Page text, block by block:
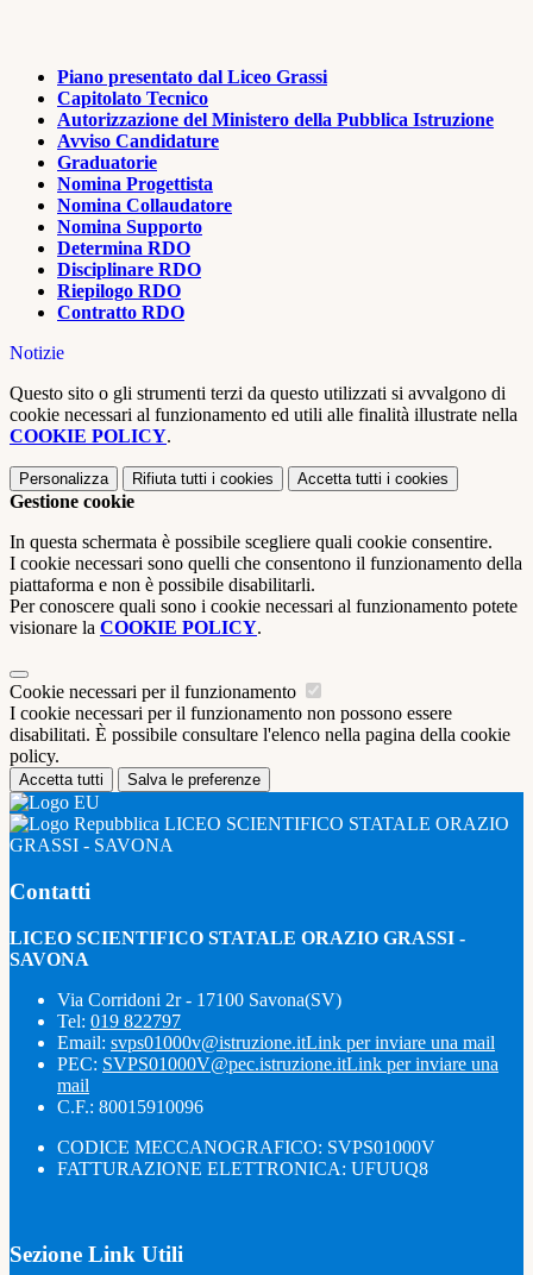
Piano presentato dal Liceo Grassi
Capitolato Tecnico
Autorizzazione del Ministero della Pubblica Istruzione
Avviso Candidature
Graduatorie
Nomina Progettista
Nomina Collaudatore
Nomina Supporto
Determina RDO
Disciplinare RDO
Riepilogo RDO
Contratto RDO
Notizie
Questo sito o gli strumenti terzi da questo utilizzati si avvalgono di
cookie necessari al funzionamento ed utili alle finalità illustrate nella
COOKIE POLICY.
Personalizza Rifiuta tutti i cookies Accetta tutti i cookies
Gestione cookie
In questa schermata è possibile scegliere quali cookie consentire.
I cookie necessari sono quelli che consentono il funzionamento della
piattaforma e non è possibile disabilitarli.
Per conoscere quali sono i cookie necessari al funzionamento potete
visionare la COOKIE POLICY.
Cookie necessari per il funzionamento
I cookie necessari per il funzionamento non possono essere
disabilitati. È possibile consultare l'elenco nella pagina della cookie
policy.
Accetta tutti Salva le preferenze
LICEO SCIENTIFICO STATALE ORAZIO
GRASSI - SAVONA
Contatti
LICEO SCIENTIFICO STATALE ORAZIO GRASSI -
SAVONA
Via Corridoni 2r - 17100 Savona(SV)
Tel: 019 822797
Email: svps01000v@istruzione.itLink per inviare una mail
PEC: SVPS01000V@pec.istruzione.itLink per inviare una
mail
C.F.: 80015910096
CODICE MECCANOGRAFICO: SVPS01000V
FATTURAZIONE ELETTRONICA: UFUUQ8
Sezione Link Utili